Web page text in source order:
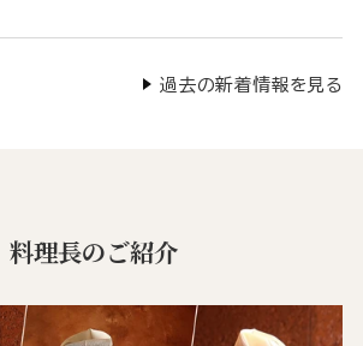
過去の新着情報を見る
料理長のご紹介